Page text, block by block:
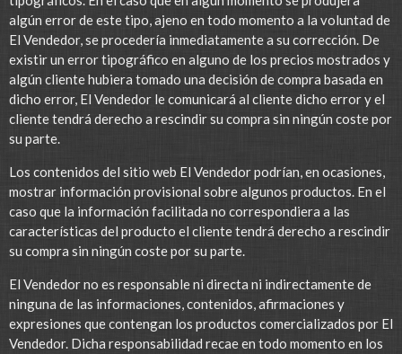
algún error de este tipo, ajeno en todo momento a la voluntad de
El Vendedor, se procedería inmediatamente a su corrección. De
existir un error tipográfico en alguno de los precios mostrados y
algún cliente hubiera tomado una decisión de compra basada en
dicho error, El Vendedor le comunicará al cliente dicho error y el
cliente tendrá derecho a rescindir su compra sin ningún coste por
su parte.
Los contenidos del sitio web El Vendedor podrían, en ocasiones,
mostrar información provisional sobre algunos productos. En el
caso que la información facilitada no correspondiera a las
características del producto el cliente tendrá derecho a rescindir
su compra sin ningún coste por su parte.
El Vendedor no es responsable ni directa ni indirectamente de
ninguna de las informaciones, contenidos, afirmaciones y
expresiones que contengan los productos comercializados por El
Vendedor. Dicha responsabilidad recae en todo momento en los